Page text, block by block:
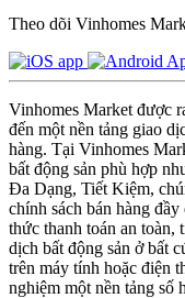
Theo dõi Vinhomes
Vinhomes Market được
đến một nền tảng giao
hàng. Tại Vinhomes
bất động sản phù hợp
Đa Dạng, Tiết Kiệm,
chính sách bán hàng
thức thanh toán an toàn,
dịch bất động sản ở bất
trên máy tính hoặc điện
nghiệm một nền tảng số